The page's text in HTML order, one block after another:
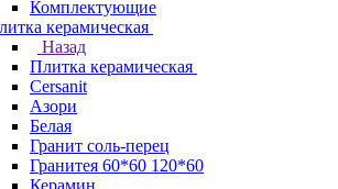
Комплектующие
керамическая
Назад
Плитка керамическая
Cersanit
Азори
Белая
Гранит соль-перец
Гранитея 60*60 120*60
Керамин